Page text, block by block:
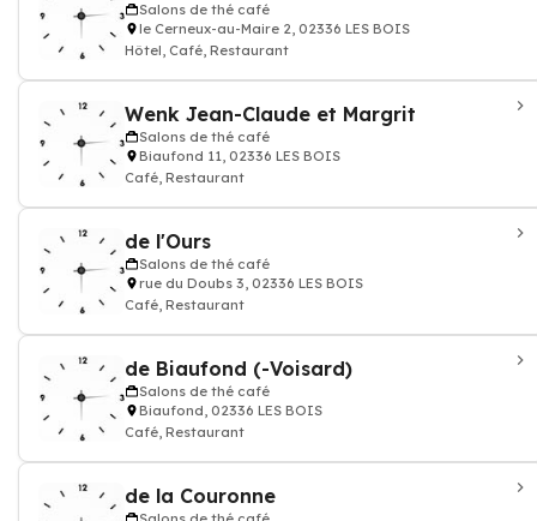
Salons de thé café
le Cerneux-au-Maire 2, 02336 LES BOIS
Hôtel, Café, Restaurant
Wenk Jean-Claude et Margrit
Salons de thé café
Biaufond 11, 02336 LES BOIS
Café, Restaurant
de l'Ours
Salons de thé café
rue du Doubs 3, 02336 LES BOIS
Café, Restaurant
de Biaufond (-Voisard)
Salons de thé café
Biaufond, 02336 LES BOIS
Café, Restaurant
de la Couronne